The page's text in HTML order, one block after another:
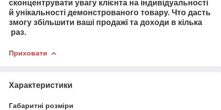
сконцентрувати увагу клієнта на індивідуальності
й унікальності демонстрованого товару. Что дасть
змогу збільшити ваші продажі та доходи в кілька
раз.
Приховати
Характеристики
Габаритні розміри